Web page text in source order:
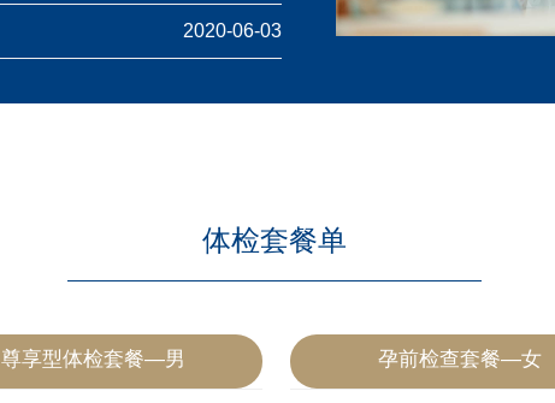
2020-06-03
体检套餐单
尊享型体检套餐—男 孕前检查套餐—女